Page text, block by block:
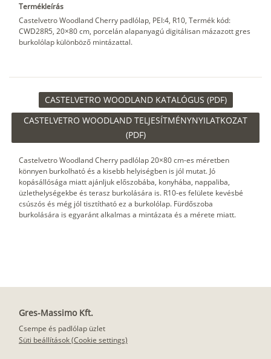
Termékleírás
Castelvetro Woodland Cherry padlólap, PEI:4, R10, Termék kód:
CWD28R5, 20×80 cm, porcelán alapanyagú digitálisan mázazott gres
burkolólap különböző mintázattal.
CASTELVETRO WOODLAND KATALÓGUS (PDF)
CASTELVETRO WOODLAND TELJESÍTMÉNYNYILATKOZAT
(PDF)
Castelvetro Woodland Cherry padlólap 20×80 cm-es méretben
könnyen burkolható és a kisebb helyiségben is jól mutat. Jó
kopásállósága miatt ajánljuk előszobába, konyhába, nappaliba,
üzlethelységekbe és terasz burkolására is. R10-es felülete kevésbé
csúszós és még jól tisztítható ez a burkolólap. Fürdőszoba
burkolására is egyaránt alkalmas a mintázata és a mérete miatt.
Gres-Massimo Kft.
Csempe és padlólap üzlet
Süti beállítások (Cookie settings)